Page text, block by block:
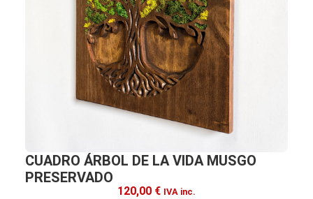
CUADRO ÁRBOL DE LA VIDA MUSGO
PRESERVADO
120,00 € IVA inc.